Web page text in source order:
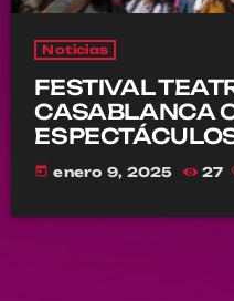
Noticias
FESTIVAL
CASABLANCA
today enero 9, 2025 27